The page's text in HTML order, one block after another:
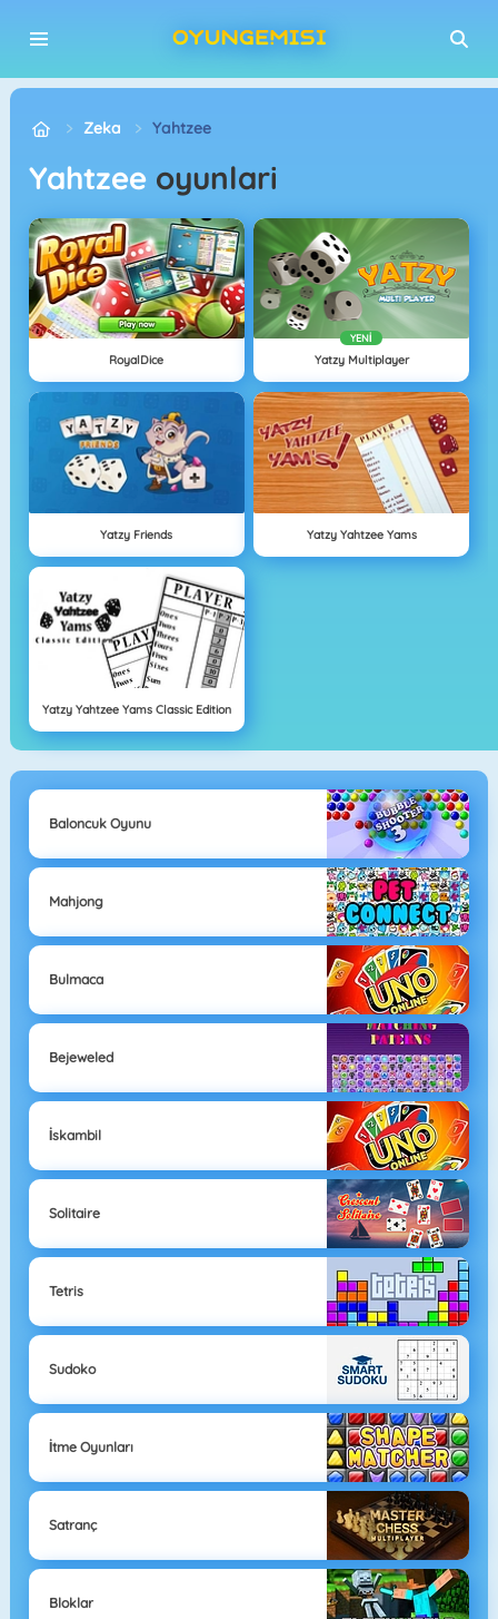
Zeka Yahtzee
Yahtzee oyunlari
RoyalDice
YENI
Yatzy Multiplayer
Yatzy Friends Yatzy Yahtzee Yams
Yatzy Yahtzee Yams Classic Edition
Baloncuk Oyunu
Mahjong
Bulmaca
Bejeweled
İskambil
Solitaire
Tetris
Sudoko
İtme Oyunları
Satranç
Bloklar